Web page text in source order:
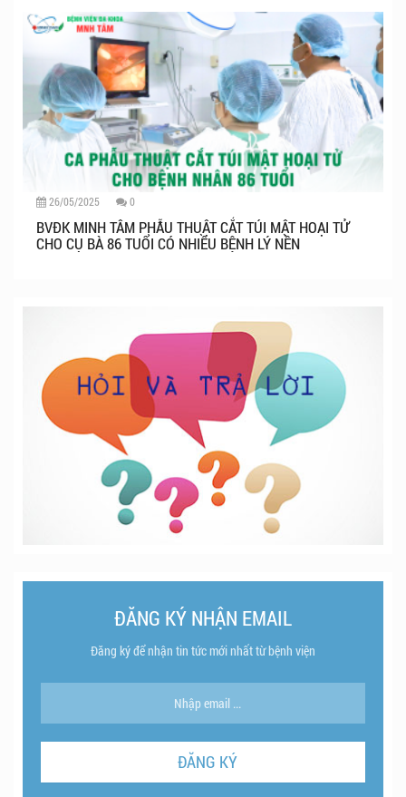
26/05/2025 0
BVĐK MINH TÂM PHẪU THUẬT CẮT TÚI MẬT HOẠI TỬ
CHO CỤ BÀ 86 TUỔI CÓ NHIỀU BỆNH LÝ NỀN
ĐĂNG KÝ NHẬN EMAIL
Đăng ký để nhận tin tức mới nhất từ bệnh viện